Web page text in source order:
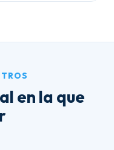
en la que